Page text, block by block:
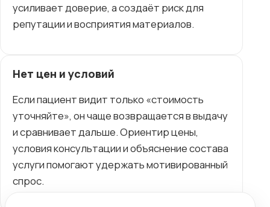
усиливает доверие, а создаёт риск для
репутации и восприятия материалов.
Нет цен и условий
Если пациент видит только «стоимость
уточняйте», он чаще возвращается в выдачу
и сравнивает дальше. Ориентир цены,
условия консультации и объяснение состава
услуги помогают удержать мотивированный
спрос.